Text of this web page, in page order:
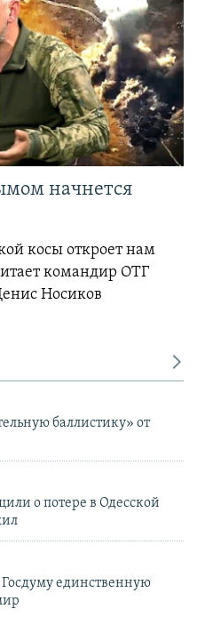
начнется
косы откроет нам
командир ОТГ
Носиков
баллистику» от
о потере в Одесской
Госдуму единственную